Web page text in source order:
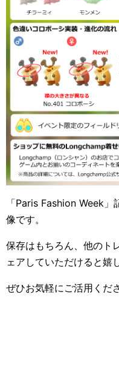
「Paris Fashion Week
像です。
保存はもちろん、他のト
ェアしていただけると嬉
ぜひお気軽にご活用くだ